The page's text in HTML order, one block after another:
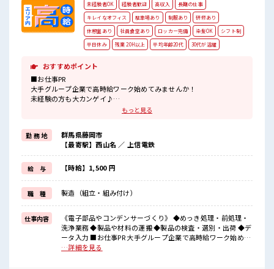
未経験者OK 経験者歓迎 高収入
長期の仕事
キレイなオフィス
駐車場あり 制服あり
研修あり
休憩室あり
社員食堂あり ロッカー完備 染髪OK
シフト制
平日休み
残業 20H以上 平均年齢20代 30代が活躍
おすすめポイント
■お仕事PR
大手グループ企業で高時給ワーク始めてみませんか！
未経験の方も大カンゲイ♪
丁寧に教えていただけるので、
稼ぎたい方にもおススメ♪
交替勤務のお仕事なので深夜帯の時給はナント1875円！
お休みは平日の場合もあるのでメリットもたくさん♪
渋滞・行列知らずでゆったりのんびり★
心も身体もリフレッシュできそう♪
職場はとってもキレイな工場！
空調も完備されているので年中カイテキにお仕事ができますよ！
■職場の雰囲気
やっぱり働くなら大手グループ企業！
工場はとってもキレイで快適！
男女スタッフさん活躍中！
社内環境もとっても充実♪
もっと見る
勤 務 地
群馬県藤岡市
【最寄駅】西山名 ／ 上信電鉄
給 与 【時給】1,500 円
職 種 製造（組立・組み付け）
仕事内容
《電子部品やコンデンサーづくり》 ◆めっき処理・前処理・
洗浄業務 ◆製品や材料の運搬 ◆製品の検査・選別・出荷 ◆デ
ータ入力 ■お仕事PR 大手グループ企業で高時給ワーク始めて
みませんか！ 未経験の方も大カンゲイ♪ 丁寧に教えていただ
…詳細を見る